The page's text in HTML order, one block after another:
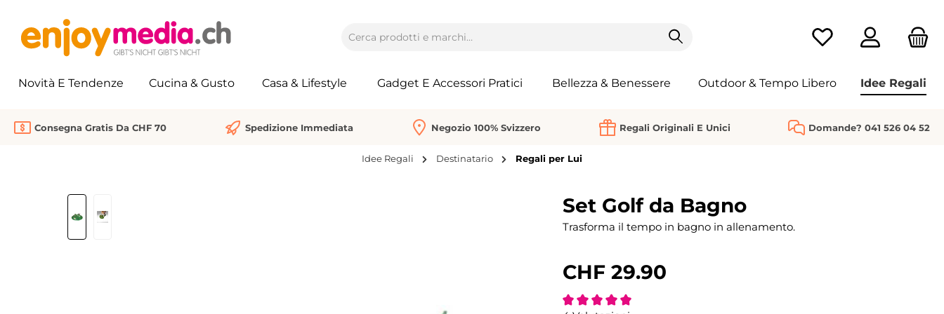
Hai 0 articoli nella
Novità E Tendenze Cucina & Gusto Casa & Lifestyle Gadget E Accessori Pratici Bellezza & Benessere Outdoor & Tempo Libero Idee Regali
Consegna Gratis Da CHF 70 Spedizione Immediata Negozio 100% Svizzero Regali Originali E Unici Domande? 041 526 04 52
Idee Regali Destinatario Regali per Lui
Salta la galleria di immagini Set Golf da Bagno
Trasforma il tempo in bagno in allenamento.
CHF 29.90